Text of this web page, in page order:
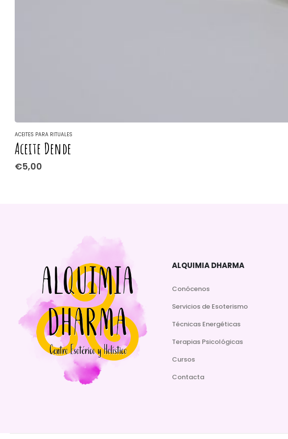
ACEITES PARA RITUALES
Aceite Dende
€5,00
ALQUIMIA DHARMA
Conócenos
Servicios de Esoterismo
Técnicas Energéticas
Terapias Psicológicas
Cursos
Contacta